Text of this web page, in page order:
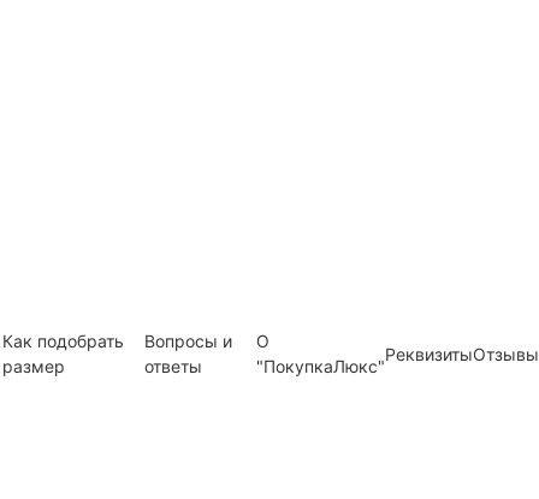
Как подобрать
размер
Вопросы и
ответы
О
"ПокупкаЛюкс"
РеквизитыОтзывы